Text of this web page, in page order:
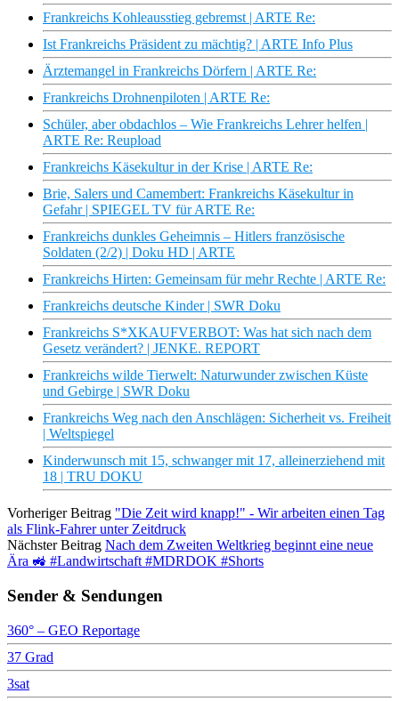
Frankreichs Kohleausstieg gebremst | ARTE Re:
Ist Frankreichs Präsident zu mächtig? | ARTE Info Plus
Ärztemangel in Frankreichs Dörfern | ARTE Re:
Frankreichs Drohnenpiloten | ARTE Re:
Schüler, aber obdachlos – Wie Frankreichs Lehrer helfen |
ARTE Re: Reupload
Frankreichs Käsekultur in der Krise | ARTE Re:
Brie, Salers und Camembert: Frankreichs Käsekultur in
Gefahr | SPIEGEL TV für ARTE Re:
Frankreichs dunkles Geheimnis – Hitlers französische
Soldaten (2/2) | Doku HD | ARTE
Frankreichs Hirten: Gemeinsam für mehr Rechte | ARTE Re:
Frankreichs deutsche Kinder | SWR Doku
Frankreichs S*XKAUFVERBOT: Was hat sich nach dem
Gesetz verändert? | JENKE. REPORT
Frankreichs wilde Tierwelt: Naturwunder zwischen Küste
und Gebirge | SWR Doku
Frankreichs Weg nach den Anschlägen: Sicherheit vs. Freiheit
| Weltspiegel
Kinderwunsch mit 15, schwanger mit 17, alleinerziehend mit
18 | TRU DOKU
Vorheriger Beitrag "Die Zeit wird knapp!" - Wir arbeiten einen Tag
als Flink-Fahrer unter Zeitdruck
Nächster Beitrag Nach dem Zweiten Weltkrieg beginnt eine neue
Ära 🚜 #Landwirtschaft #MDRDOK #Shorts
Sender & Sendungen
360° – GEO Reportage
37 Grad
3sat